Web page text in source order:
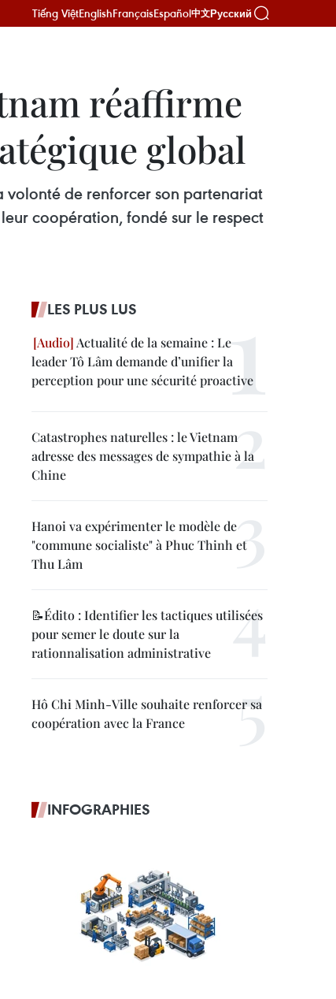
Tiếng ViệtEnglishFrançaisEspañol中文Русский
réaffirme
global
volonté de renforcer son partenariat
coopération, fondé sur le respect
LES PLUS LUS
Actualité de la semaine : Le
leader Tô Lâm demande d’unifier la
perception pour une sécurité proactive
Catastrophes naturelles : le Vietnam
adresse des messages de sympathie à la
Chine
Hanoi va expérimenter le modèle de
"commune socialiste" à Phuc Thinh et
Thu Lâm
📝Édito : Identifier les tactiques utilisées
pour semer le doute sur la
rationnalisation administrative
Hô Chi Minh-Ville souhaite renforcer sa
coopération avec la France
INFOGRAPHIES